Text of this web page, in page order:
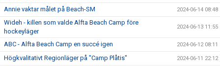
Annie vaktar målet på Beach-SM 2024-06-14 08:48
Wideh - killen som valde Alfta Beach Camp före
hockeyläger
2024-06-13 11:55
ABC - Alfta Beach Camp en succé igen 2024-06-12 08:11
Högkvalitativt Regionläger på "Camp Plåtis" 2024-06-11 22:12